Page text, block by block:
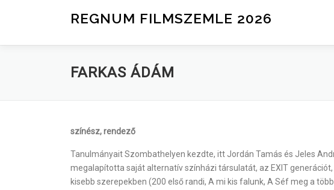
REGNUM FILMSZEMLE 2026
FARKAS ÁDÁM
színész, rendező
Tanulmányait Szombathelyen kezdte, itt Jordán Tamás és Jeles
megalapította saját alternatív színházi társulatát, az EXIT
kisebb szerepekben (200 első randi, A mi kis falunk, A Séf meg a